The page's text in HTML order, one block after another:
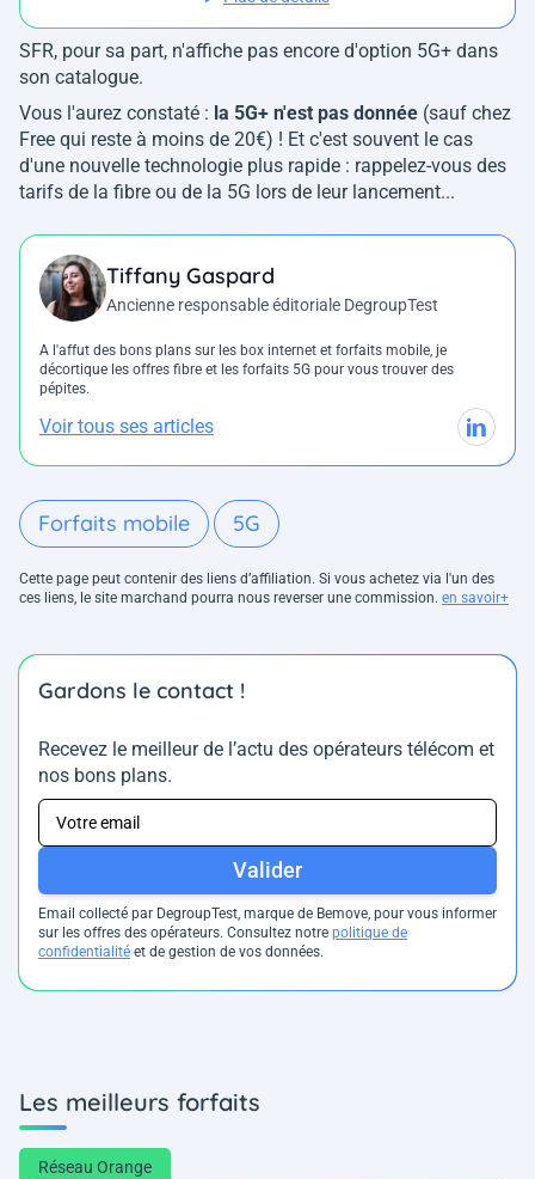
SFR, pour sa part, n'affiche pas encore d'option 5G+ dans
son catalogue.
Vous l'aurez constaté : la 5G+ n'est pas donnée (sauf chez
Free qui reste à moins de 20€) ! Et c'est souvent le cas
d'une nouvelle technologie plus rapide : rappelez-vous des
tarifs de la fibre ou de la 5G lors de leur lancement...
Tiffany Gaspard
Ancienne responsable éditoriale DegroupTest
A l'affut des bons plans sur les box internet et forfaits mobile, je
décortique les offres fibre et les forfaits 5G pour vous trouver des
pépites.
Voir tous ses articles
Forfaits mobile 5G
Cette page peut contenir des liens d’affiliation. Si vous achetez via l'un des
ces liens, le site marchand pourra nous reverser une commission. en savoir+
Gardons le contact !
Recevez le meilleur de l’actu des opérateurs télécom et
nos bons plans.
Valider
Email collecté par DegroupTest, marque de Bemove, pour vous informer
sur les offres des opérateurs. Consultez notre politique de
confidentialité et de gestion de vos données.
Les meilleurs forfaits
Réseau Orange